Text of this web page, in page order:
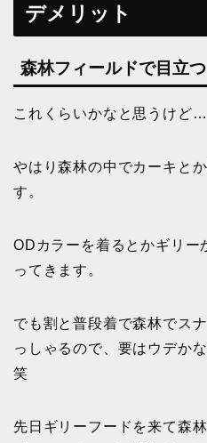
デメリット
森林フィールドで目立つ
これくらいかなと思うけど…
やはり森林の中でカーキと
す。
ODカラーを着るとかギリー
ってきます。
でも割と普段着で森林でス
っしゃるので、要はウデか
笑
先日ギリーフードを来て森